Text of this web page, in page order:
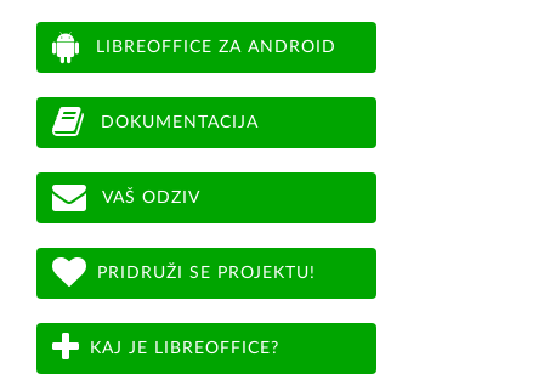
LIBREOFFICE ZA ANDROID
DOKUMENTACIJA
VAŠ ODZIV
PRIDRUŽI SE PROJEKTU!
KAJ JE LIBREOFFICE?